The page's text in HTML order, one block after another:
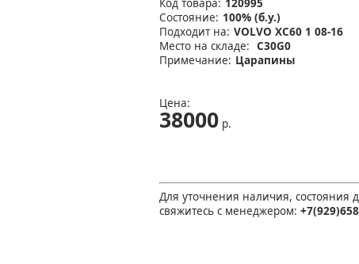
Код товара: 120995
Состояние: 100% (б.у.)
Подходит на: VOLVO XC60 1 08-16
Место на складе: C30G0
Примечание: Царапины
Цена:
38000 р.
Для уточнения наличия, состояния
свяжитесь с менеджером: